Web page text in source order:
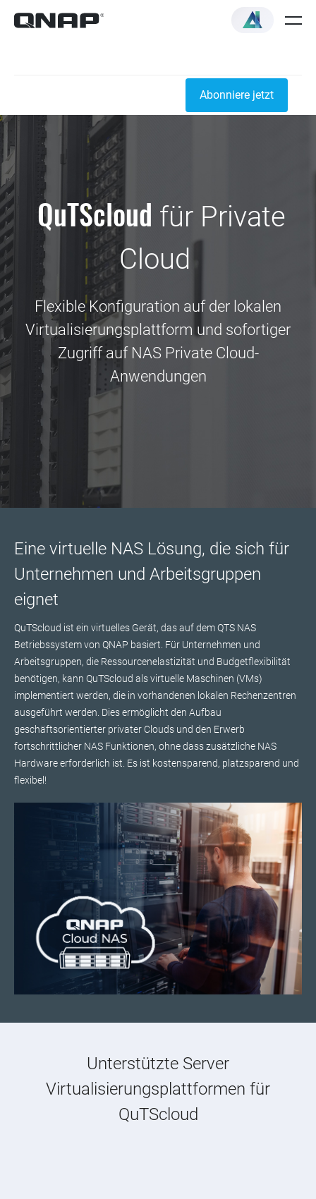
Abonniere jetzt
QuTScloud für Private
Cloud
Flexible Konfiguration auf der lokalen
Virtualisierungsplattform und sofortiger
Zugriff auf NAS Private Cloud-
Anwendungen
Eine virtuelle NAS Lösung, die sich für
Unternehmen und Arbeitsgruppen
eignet
QuTScloud ist ein virtuelles Gerät, das auf dem QTS NAS
Betriebssystem von QNAP basiert. Für Unternehmen und
Arbeitsgruppen, die Ressourcenelastizität und Budgetflexibilität
benötigen, kann QuTScloud als virtuelle Maschinen (VMs)
implementiert werden, die in vorhandenen lokalen Rechenzentren
ausgeführt werden. Dies ermöglicht den Aufbau
geschäftsorientierter privater Clouds und den Erwerb
fortschrittlicher NAS Funktionen, ohne dass zusätzliche NAS
Hardware erforderlich ist. Es ist kostensparend, platzsparend und
flexibel!
Unterstützte Server
Virtualisierungsplattformen für
QuTScloud